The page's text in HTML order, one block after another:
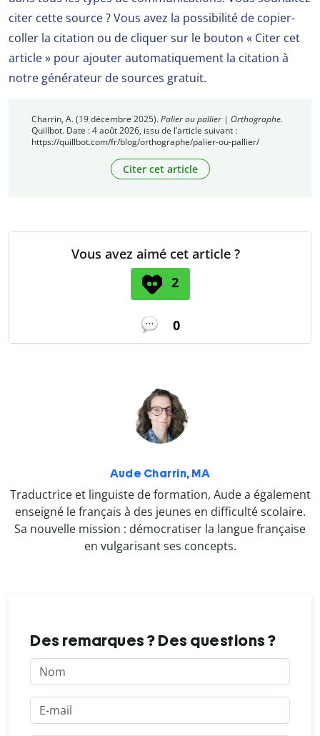
citer cette source ? Vous avez la possibilité de copier-
coller la citation ou de cliquer sur le bouton « Citer cet
article » pour ajouter automatiquement la citation à
notre générateur de sources gratuit.
Charrin, A. (19 décembre 2025).Palier ou pallier | Orthographe.
Quillbot. Date : 4 août 2026, issu de l’article suivant :
https://quillbot.com/fr/blog/orthographe/palier-ou-pallier/
Citer cet article
Vous avez aimé cet article ?
2
0
Aude Charrin, MA
Traductrice et linguiste de formation, Aude a également
enseigné le français à des jeunes en difficulté scolaire.
Sa nouvelle mission : démocratiser la langue française
en vulgarisant ses concepts.
Des remarques ? Des questions ?